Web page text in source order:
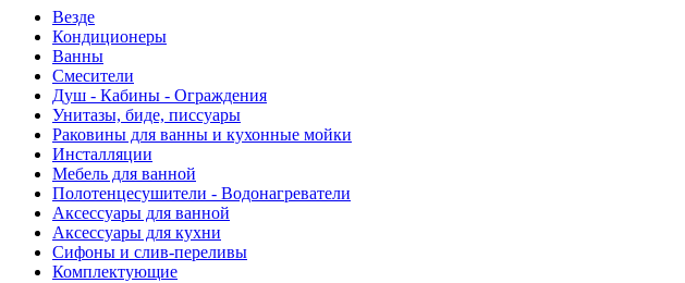
Везде
Кондиционеры
Ванны
Смесители
Душ - Кабины - Ограждения
Унитазы, биде, писсуары
Раковины для ванны и кухонные мойки
Инсталляции
Мебель для ванной
Полотенцесушители - Водонагреватели
Аксессуары для ванной
Аксессуары для кухни
Сифоны и слив-переливы
Комплектующие